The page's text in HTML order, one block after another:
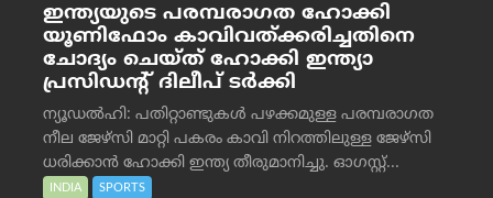
ഇന്ത്യയുടെ പരമ്പരാഗത ഹോക്കി
യൂണിഫോം കാവിവത്ക്കരിച്ചതിനെ
ചോദ്യം ചെയ്ത് ഹോക്കി ഇന്ത്യാ
പ്രസിഡന്റ് ദിലീപ് ടര്‍ക്കി
ന്യൂഡൽഹി: പതിറ്റാണ്ടുകൾ പഴക്കമുള്ള പരമ്പരാഗത
നീല ജേഴ്‌സി മാറ്റി പകരം കാവി നിറത്തിലുള്ള ജേഴ്‌സി
ധരിക്കാൻ ഹോക്കി ഇന്ത്യ തീരുമാനിച്ചു. ഓഗസ്റ്റ്...
INDIA SPORTS